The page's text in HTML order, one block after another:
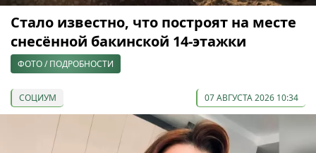
Стало известно, что построят на месте
снесённой бакинской 14-этажки
ФОТО / ПОДРОБНОСТИ
СОЦИУМ 07 АВГУСТА 2026 10:34